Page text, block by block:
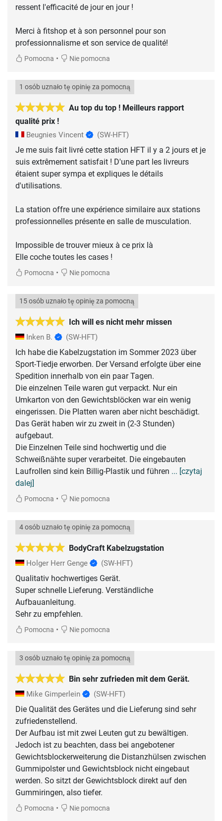
ressent l'efficacité de jour en jour !
Merci à fitshop et à son personnel pour son
professionnalisme et son service de qualité!
Pomocna • Nie pomocna
Au top du top ! Meilleurs rapport
qualité prix !
1 osób uznało tę opinię za pomocną
Beugnies Vincent (SW-HFT)
Je me suis fait livré cette station HFT il y a 2 jours et je
suis extrêmement satisfait ! D'une part les livreurs
étaient super sympa et expliques le détails
d'utilisations.
La station offre une expérience similaire aux stations
professionnelles présente en salle de musculation.
Impossible de trouver mieux à ce prix là
Elle coche toutes les cases !
Pomocna • Nie pomocna
Ich will es nicht mehr missen
15 osób uznało tę opinię za pomocną
Inken B. (SW-HFT)
Ich habe die Kabelzugstation im Sommer 2023 über
Sport-Tiedje erworben. Der Versand erfolgte über eine
Spedition innerhalb von ein paar Tagen.
Die einzelnen Teile waren gut verpackt. Nur ein
Umkarton von den Gewichtsblöcken war ein wenig
eingerissen. Die Platten waren aber nicht beschädigt.
Das Gerät haben wir zu zweit in (2-3 Stunden)
aufgebaut.
Die Einzelnen Teile sind hochwertig und die
Schweißnähte super verarbeitet. Die eingebauten
Laufrollen sind kein Billig-Plastik und führen ... [czytaj
dalej]
Pomocna • Nie pomocna
BodyCraft Kabelzugstation
4 osób uznało tę opinię za pomocną
Holger Herr Genge (SW-HFT)
Qualitativ hochwertiges Gerät.
Super schnelle Lieferung. Verständliche
Aufbauanleitung.
Sehr zu empfehlen.
Pomocna • Nie pomocna
Bin sehr zufrieden mit dem Gerät.
3 osób uznało tę opinię za pomocną
Mike Gimperlein (SW-HFT)
Die Qualität des Gerätes und die Lieferung sind sehr
zufriedenstellend.
Der Aufbau ist mit zwei Leuten gut zu bewältigen.
Jedoch ist zu beachten, dass bei angebotener
Gewichtsblockerweiterung die Distanzhülsen zwischen
Gummipolster und Gewichtsblock nicht eingebaut
werden. So sitzt der Gewichtsblock direkt auf den
Gummiringen, also tiefer.
Pomocna • Nie pomocna